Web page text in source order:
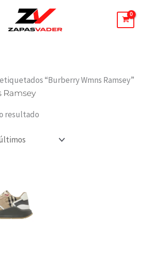
“Burberry Wmns Ramsey”
Ramsey
resultado